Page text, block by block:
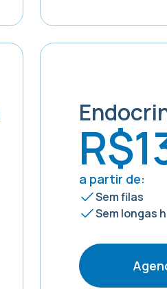
a partir de:
Sem filas
Sem longas